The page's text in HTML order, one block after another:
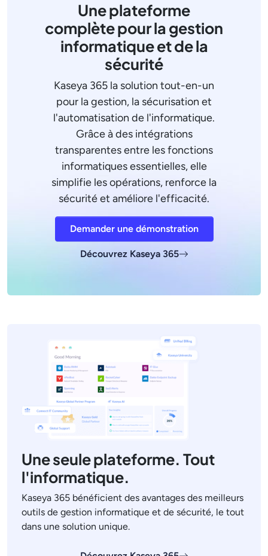
Une plateforme
complète pour la gestion
informatique et de la
sécurité
Kaseya 365 la solution tout-en-un
pour la gestion, la sécurisation et
l'automatisation de l'informatique.
Grâce à des intégrations
transparentes entre les fonctions
informatiques essentielles, elle
simplifie les opérations, renforce la
sécurité et améliore l'efficacité.
Demander une démonstration
Découvrez Kaseya 365
Une seule plateforme. Tout
l'informatique.
Kaseya 365 bénéficient des avantages des meilleurs
outils de gestion informatique et de sécurité, le tout
dans une solution unique.